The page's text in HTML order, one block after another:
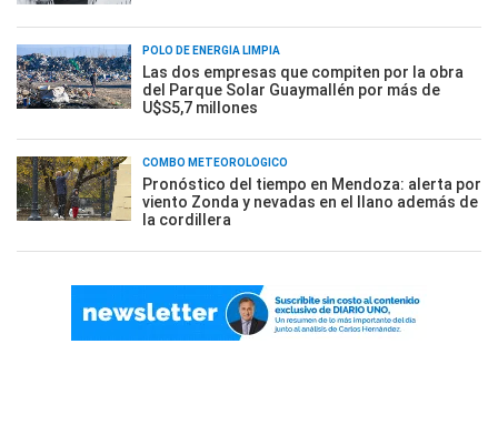
POLO DE ENERGÍA LIMPIA
Las dos empresas que compiten por la obra
del Parque Solar Guaymallén por más de
U$S5,7 millones
COMBO METEOROLÓGICO
Pronóstico del tiempo en Mendoza: alerta por
viento Zonda y nevadas en el llano además de
la cordillera